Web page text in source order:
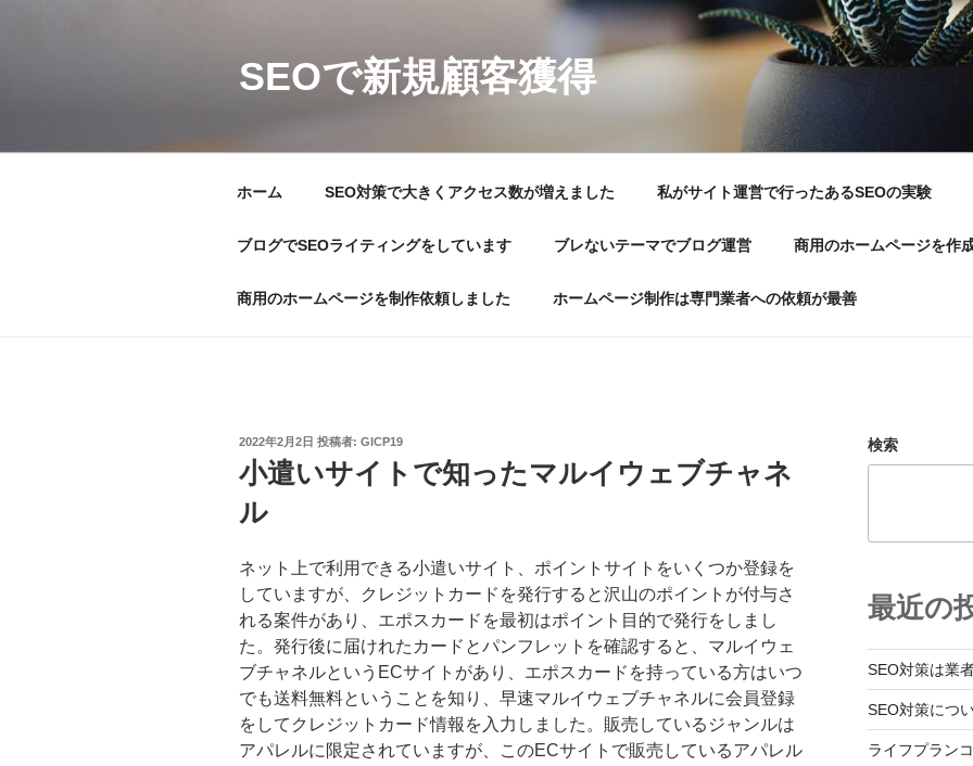
SEOで新規顧客獲得
ホーム SEO対策で大きくアクセス数が増えました 私がサイト運営で行ったあるSEOの実験
ブログでSEOライティングをしています ブレないテーマでブログ運営 商用のホームページを作
商用のホームページを制作依頼しました ホームページ制作は専門業者への依頼が最善
投
日:
2022年2月2日 投稿者: GICP19
小遣いサイトで知ったマルイウェブチャネ
ル
ネット上で利用できる小遣いサイト、ポイントサイトをいくつか登録を
していますが、クレジットカードを発行すると沢山のポイントが付与さ
れる案件があり、エポスカードを最初はポイント目的で発行をしまし
た。発行後に届けれたカードとパンフレットを確認すると、マルイウェ
ブチャネルというECサイトがあり、エポスカードを持っている方はいつ
でも送料無料ということを知り、早速マルイウェブチャネルに会員登録
をしてクレジットカード情報を入力しました。販売しているジャンルは
アパレルに限定されていますが、このECサイトで販売しているアパレル
検索
最近の
SEO対策は業
SEO対策につ
ライフプラン